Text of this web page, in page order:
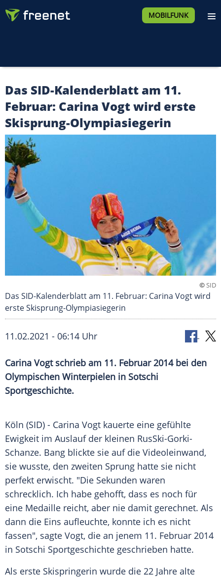
MOBILFUNK
Das SID-Kalenderblatt am 11.
Februar: Carina Vogt wird erste
Skisprung-Olympiasiegerin
©SID
Das SID-Kalenderblatt am 11. Februar: Carina Vogt wird
erste Skisprung-Olympiasiegerin
11.02.2021 - 06:14 Uhr
Carina Vogt schrieb am 11. Februar 2014 bei den
Olympischen Winterpielen in Sotschi
Sportgeschichte.
Köln (SID) - Carina Vogt kauerte eine gefühlte
Ewigkeit im Auslauf der kleinen RusSki-Gorki-
Schanze. Bang blickte sie auf die Videoleinwand,
sie wusste, den zweiten Sprung hatte sie nicht
perfekt erwischt. "Die Sekunden waren
schrecklich. Ich habe gehofft, dass es noch für
eine Medaille reicht, aber nie damit gerechnet. Als
dann die Eins aufleuchte, konnte ich es nicht
fassen", sagte Vogt, die an jenem 11. Februar 2014
in Sotschi Sportgeschichte geschrieben hatte.
Als erste Skispringerin wurde die 22 Jahre alte